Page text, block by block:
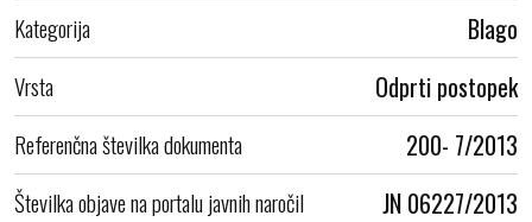
Kategorija Blago
Vrsta Odprti postopek
Referenčna številka dokumenta 200- 7/2013
Številka objave na portalu javnih naročil JN 06227/2013